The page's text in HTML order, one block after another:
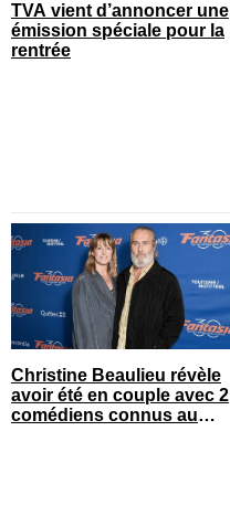
TVA vient d’annoncer une
émission spéciale pour la
rentrée
Christine Beaulieu révèle
avoir été en couple avec 2
comédiens connus au